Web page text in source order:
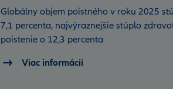
Globálny objem poistného v roku 2025
7,1 percenta, najvýraznejšie stúplo
poistenie o 12,3 percenta
Viac informácií